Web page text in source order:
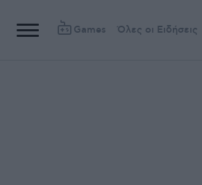
Games Όλες οι Ειδήσεις